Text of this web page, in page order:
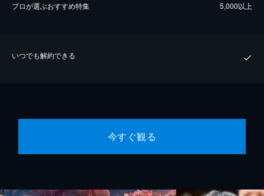
プロが選ぶおすすめ特集 5,000以上
いつでも解約できる
今すぐ観る